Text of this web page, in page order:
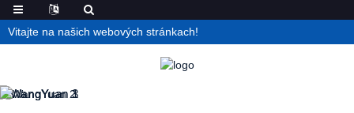
Vitajte na našich webových stránkach!